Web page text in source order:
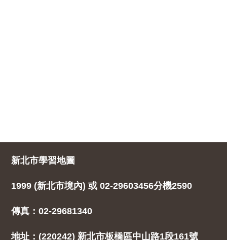
新北市學習地圖
1999 (新北市境內) 或 02-29603456分機2590
傳真：02-29681340
地址：(220242) 新北市板橋區中山路1段161號